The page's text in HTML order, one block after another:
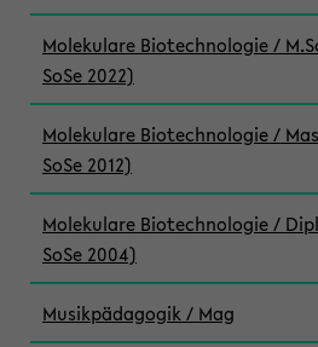
Molekulare Biotechnologie /
SoSe 2022)
Molekulare Biotechnologie /
SoSe 2012)
Molekulare Biotechnologie /
SoSe 2004)
Musikpädagogik / Mag